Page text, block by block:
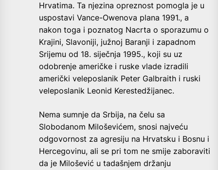
Hrvatima. Ta njezina opreznost pomogla je u
uspostavi Vance-Owenova plana 1991., a
nakon toga i poznatog Nacrta o sporazumu o
Krajini, Slavoniji, južnoj Baranji i zapadnom
Srijemu od 18. siječnja 1995., koji su uz
odobrenje američke i ruske vlade izradili
američki veleposlanik Peter Galbraith i ruski
veleposlanik Leonid Kerestedžijanec.
Nema sumnje da Srbija, na čelu sa
Slobodanom Miloševićem, snosi najveću
odgovornost za agresiju na Hrvatsku i Bosnu i
Hercegovinu, ali se pri tom ne smije zaboraviti
da je Milošević u tadašnjem držanju